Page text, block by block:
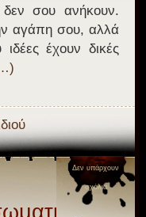
δεν σου ανήκουν.
αγάπη σου, αλλά
έχουν δικές
Δεν υπάρχουν
σχόλια